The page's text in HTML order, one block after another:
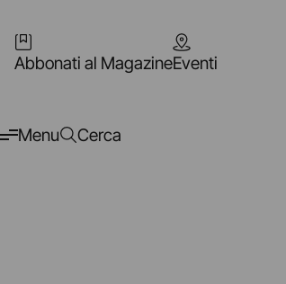
Abbonati al MagazineEventi
Menu Cerca